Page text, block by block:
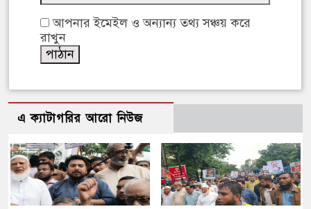
আপনার ইমেইল ও অন্যান্য তথ্য সঞ্চয় করে
রাখুন
এ ক্যাটাগরির আরো নিউজ